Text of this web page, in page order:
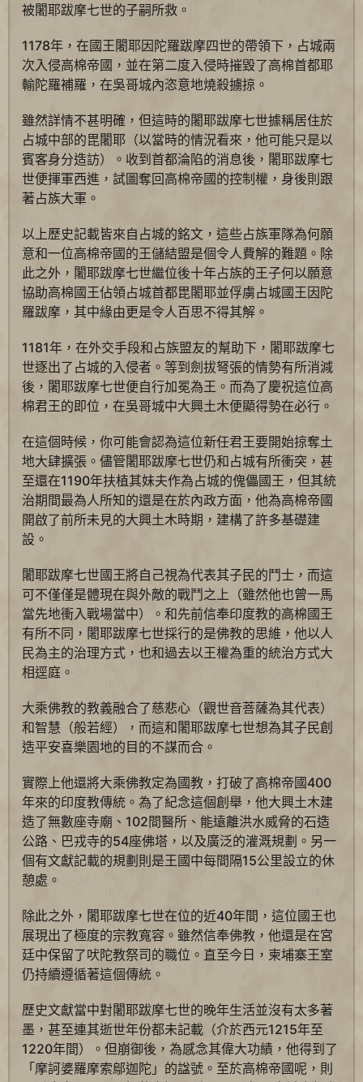
被闍耶跋摩七世的子嗣所救。
1178年，在國王闍耶因陀羅跋摩四世的帶領下，占城兩
次入侵高棉帝國，並在第二度入侵時摧毀了高棉首都耶
輸陀羅補羅，在吳哥城內恣意地燒殺擄掠。
雖然詳情不甚明確，但這時的闍耶跋摩七世據稱居住於
占城中部的毘闍耶（以當時的情況看來，他可能只是以
賓客身分造訪）。收到首都淪陷的消息後，闍耶跋摩七
世便揮軍西進，試圖奪回高棉帝國的控制權，身後則跟
著占族大軍。
以上歷史記載皆來自占城的銘文，這些占族軍隊為何願
意和一位高棉帝國的王儲結盟是個令人費解的難題。除
此之外，闍耶跋摩七世繼位後十年占族的王子何以願意
協助高棉國王佔領占城首都毘闍耶並俘虜占城國王因陀
羅跋摩，其中緣由更是令人百思不得其解。
1181年，在外交手段和占族盟友的幫助下，闍耶跋摩七
世逐出了占城的入侵者。等到劍拔弩張的情勢有所消減
後，闍耶跋摩七世便自行加冕為王。而為了慶祝這位高
棉君王的即位，在吳哥城中大興土木便顯得勢在必行。
在這個時候，你可能會認為這位新任君王要開始掠奪土
地大肆擴張。儘管闍耶跋摩七世仍和占城有所衝突，甚
至還在1190年扶植其妹夫作為占城的傀儡國王，但其統
治期間最為人所知的還是在於內政方面，他為高棉帝國
開啟了前所未見的大興土木時期，建構了許多基礎建
設。
闍耶跋摩七世國王將自己視為代表其子民的鬥士，而這
可不僅僅是體現在與外敵的戰鬥之上（雖然他也曾一馬
當先地衝入戰場當中）。和先前信奉印度教的高棉國王
有所不同，闍耶跋摩七世採行的是佛教的思維，他以人
民為主的治理方式，也和過去以王權為重的統治方式大
相逕庭。
大乘佛教的教義融合了慈悲心（觀世音菩薩為其代表）
和智慧（般若經），而這和闍耶跋摩七世想為其子民創
造平安喜樂園地的目的不謀而合。
實際上他還將大乘佛教定為國教，打破了高棉帝國400
年來的印度教傳統。為了紀念這個創舉，他大興土木建
造了無數座寺廟、102間醫所、能遠離洪水威脅的石造
公路、巴戎寺的54座佛塔，以及廣泛的灌溉規劃。另一
個有文獻記載的規劃則是王國中每間隔15公里設立的休
憩處。
除此之外，闍耶跋摩七世在位的近40年間，這位國王也
展現出了極度的宗教寬容。雖然信奉佛教，他還是在宮
廷中保留了吠陀教祭司的職位。直至今日，柬埔寨王室
仍持續遵循著這個傳統。
歷史文獻當中對闍耶跋摩七世的晚年生活並沒有太多著
墨，甚至連其逝世年份都未記載（介於西元1215年至
1220年間）。但崩御後，為感念其偉大功績，他得到了
「摩訶婆羅摩索鄔迦陀」的諡號。至於高棉帝國呢，則